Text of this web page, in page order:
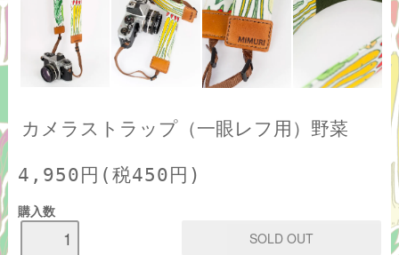
カメラストラップ（一眼レフ用）野菜
4,950円(税450円)
購入数